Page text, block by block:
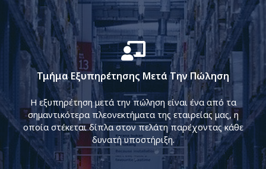
Τμήμα Εξυπηρέτησης Μετά Την Πώληση
Η εξυπηρέτηση μετά την πώληση είναι ένα από τα
σημαντικότερα πλεονεκτήματα της εταιρείας μας, η
οποία στέκεται δίπλα στον πελάτη παρέχοντας κάθε
δυνατή υποστήριξη.